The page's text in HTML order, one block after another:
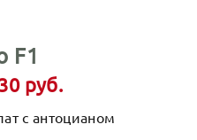
F1
руб.
с антоцианом